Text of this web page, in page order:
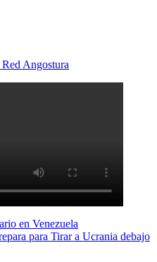
Red Angostura
en Venezuela
para Tirar a Ucrania debajo